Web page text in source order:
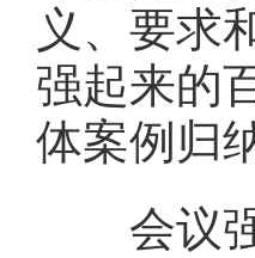
义、要求
强起来的
体案例归
会议强